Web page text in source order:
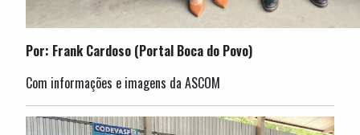
Por: Frank Cardoso (Portal Boca do Povo)
Com informações e imagens da ASCOM